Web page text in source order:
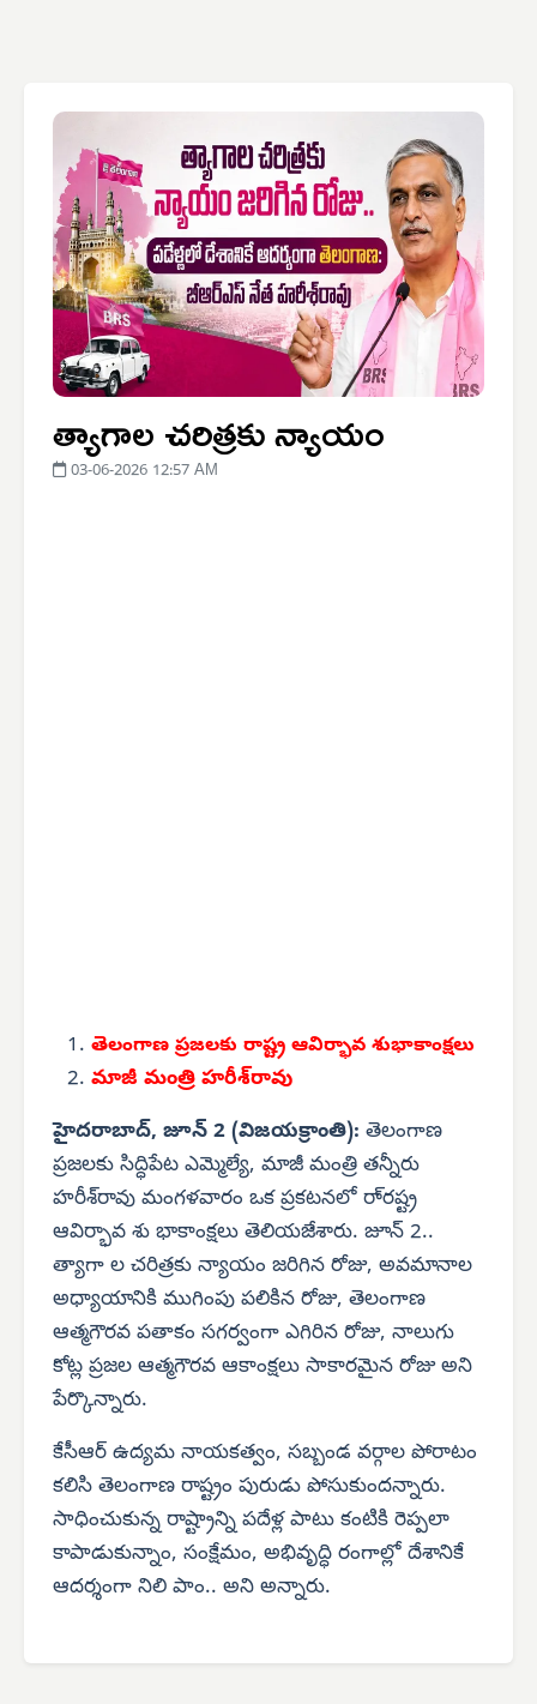
త్యాగాల చరిత్రకు న్యాయం
03-06-2026 12:57 AM
తెలంగాణ ప్రజలకు రాష్ట్ర ఆవిర్భావ శుభాకాంక్షలు
మాజీ మంత్రి హరీశ్‌రావు
హైదరాబాద్, జూన్ 2 (విజయక్రాంతి): తెలంగాణ
ప్రజలకు సిద్ధిపేట ఎమ్మెల్యే, మాజీ మంత్రి తన్నీరు
హరీశ్‌రావు మంగళవారం ఒక ప్రకటనలో రా్రష్ట్ర
ఆవిర్భావ శు భాకాంక్షలు తెలియజేశారు. జూన్ 2..
త్యాగా ల చరిత్రకు న్యాయం జరిగిన రోజు, అవమానాల
అధ్యాయానికి ముగింపు పలికిన రోజు, తెలంగాణ
ఆత్మగౌరవ పతాకం సగర్వంగా ఎగిరిన రోజు, నాలుగు
కోట్ల ప్రజల ఆత్మగౌరవ ఆకాంక్షలు సాకారమైన రోజు అని
పేర్కొన్నారు.
కేసీఆర్ ఉద్యమ నాయకత్వం, సబ్బండ వర్గాల పోరాటం
కలిసి తెలంగాణ రాష్ట్రం పురుడు పోసుకుందన్నారు.
సాధించుకున్న రాష్ట్రాన్ని పదేళ్ల పాటు కంటికి రెప్పలా
కాపాడుకున్నాం, సంక్షేమం, అభివృద్ధి రంగాల్లో దేశానికే
ఆదర్శంగా నిలి పాం.. అని అన్నారు.